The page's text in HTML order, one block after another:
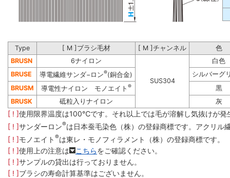
Type [ M ]ブラシ毛材 [ M ]チャンネル
色
BRUSN
6ナイロン
SUS304
白色
BRUSE
導電繊維サンダ−ロン®(銅合金)
シルバーグ
BRUSM
導電性ナイロン モノエイト ®
黒
BRUSK
砥粒入りナイロン 灰
[ ! ]使用限界温度は100℃です。それ以上では毛が溶解し気抜けが発
[ ! ]サンダーロン®は日本蚕毛染色（株）の登録商標です。アクリル
[ ! ]モノエイト ®は東レ・モノフィラメント（株）の登録商標です。
[ ! ]使用上の注意は こちらをご確認ください。
[ ! ]サンプルの貸出は行っておりません。
[ ! ]ブラシの寿命計算基準はございません。